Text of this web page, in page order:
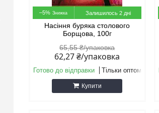
–5% Залишилось 2 дні
Насіння буряка столового
Борщова, 100г
65,55 ₴/упаковка
62,27 ₴/упаковка
Готово до відправки Тільки оптом
Купити